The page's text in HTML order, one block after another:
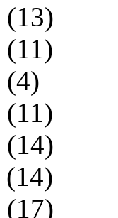
(13)
(11)
(4)
(11)
(14)
(14)
(17)